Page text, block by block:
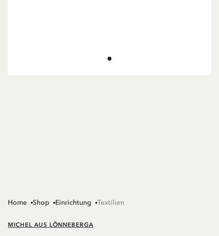
Home Shop Einrichtung Textilien
MICHEL AUS LÖNNEBERGA